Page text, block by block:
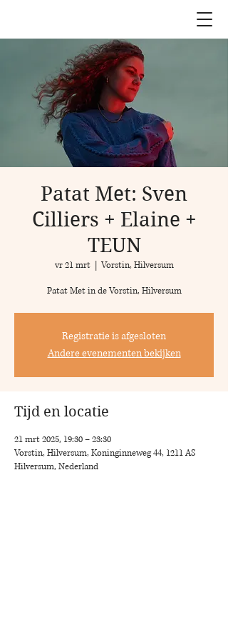
Patat Met: Sven
Cilliers + Elaine +
TEUN
vr 21 mrt
  |
Vorstin, Hilversum
Patat Met in de Vorstin, Hilversum
Registratie is afgesloten
Andere evenementen bekijken
Tijd en locatie
21 mrt 2025, 19:30 – 23:30
Vorstin, Hilversum, Koninginneweg 44, 1211 AS
Hilversum, Nederland